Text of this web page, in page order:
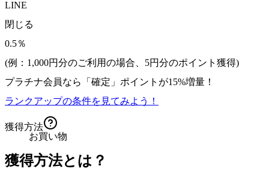
LINE
閉じる
0.5％
(例：1,000円分のご利用の場合、 5円分のポイント獲得)
プラチナ会員なら
「確定」 ポイントが15%増量！
ランクアップの条件を見てみよう！
獲得方法
お買い物
獲得方法とは？